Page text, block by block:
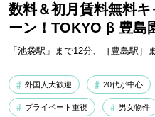
数料＆初月賃料無料キ
ーン！TOKYO β 豊島
「池袋駅」まで12分、［豊島駅］
外国人大歓迎 20代が中心
プライベート重視 男女物件